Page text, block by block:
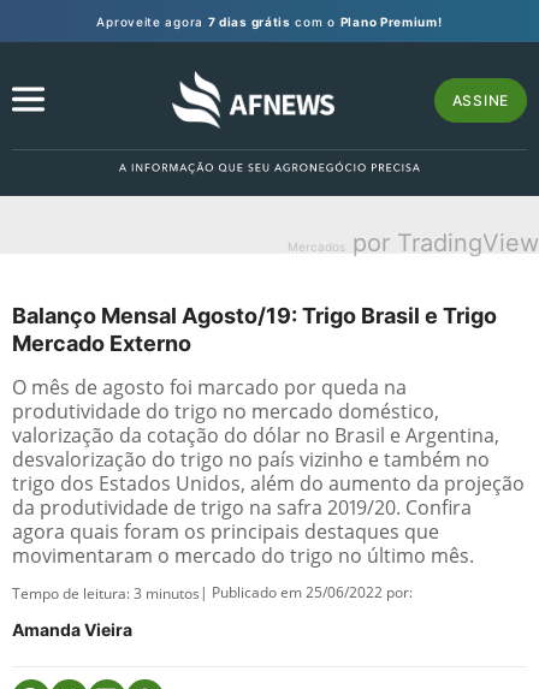
Aproveite agora 7 dias grátis com o Plano Premium!
ASSINE
Mercados por TradingView
Balanço Mensal Agosto/19: Trigo Brasil e Trigo
Mercado Externo
O mês de agosto foi marcado por queda na
produtividade do trigo no mercado doméstico,
valorização da cotação do dólar no Brasil e Argentina,
desvalorização do trigo no país vizinho e também no
trigo dos Estados Unidos, além do aumento da projeção
da produtividade de trigo na safra 2019/20. Confira
agora quais foram os principais destaques que
movimentaram o mercado do trigo no último mês.
Tempo de leitura:3 minutos | Publicado em 25/06/2022 por:
Amanda Vieira